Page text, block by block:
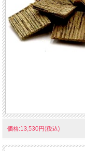
価格:13,530円(税込)